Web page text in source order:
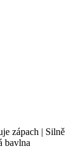
zápach | Silně
bavlna